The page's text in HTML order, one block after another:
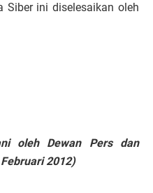
Siber ini diselesaikan oleh
oleh Dewan Pers dan
2012)